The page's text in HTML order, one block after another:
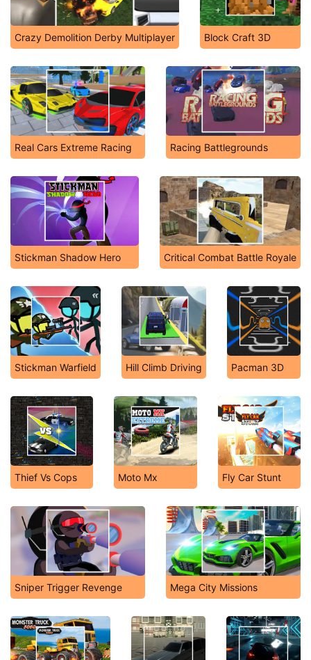
Crazy Demolition Derby Multiplayer Block Craft 3D
Real Cars Extreme Racing Racing Battlegrounds
Stickman Shadow Hero Critical Combat Battle Royale
Stickman Warfield Hill Climb Driving Pacman 3D
Thief Vs Cops Moto Mx Fly Car Stunt
Sniper Trigger Revenge Mega City Missions